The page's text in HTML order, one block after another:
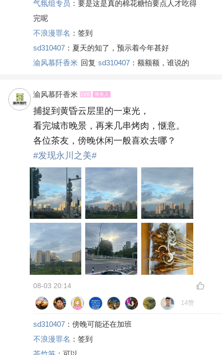
气氛组专员 ：要是这是真的棉花糖怕要点人才吃得
完呢
不浪漫罪名 ：签到
sd310407 ：夏天的知了，预示着今年甚好
渝风慕阡香米 回复 sd310407 ：额额额，谁说的
渝风慕阡香米 LV6 簿美人
捕捉到黄昏云层里的一束光，
看完城市晚景，再来几串烤肉，惬意。
各位茶友，傍晚休闲一般喜欢去哪？
#发现永川之美#
08-03 20:14
14赞
sd310407 ：傍晚可能还在加班
不浪漫罪名 ：签到